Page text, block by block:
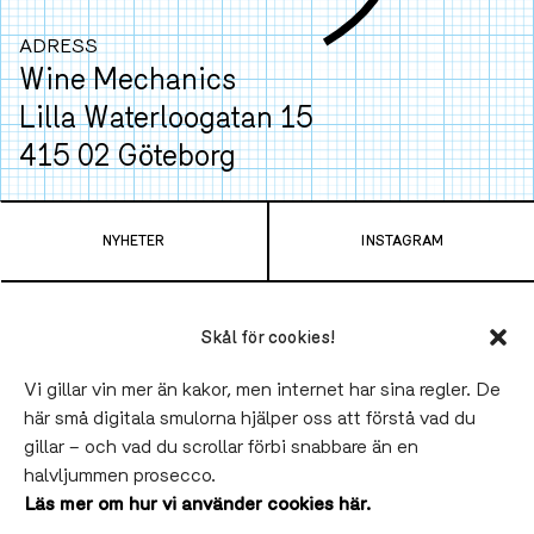
Skål för cookies!
Vi gillar vin mer än kakor, men internet har sina regler. De
här små digitala smulorna hjälper oss att förstå vad du
gillar – och vad du scrollar förbi snabbare än en
halvljummen prosecco.
Läs mer om hur vi använder cookies här.
NYHETER INSTAGRAM
VÅRA VINER SLAKTHUSET BLOCK PARTY
BLI FATÄGARE SLAKTHUSET
VINPROVNING & EVENTS VÅR STORY
ADRESS
Wine Mechanics
Lilla Waterloogatan 15
415 02 Göteborg
hoppa av vid Gamlestads Torg. Tar bara 6 minuter.
LUNCH
Sommaruppehåll till 19 augusti.
SOCIAL
INSTA,FB
MIDDAG
Lördagar från 13.00.